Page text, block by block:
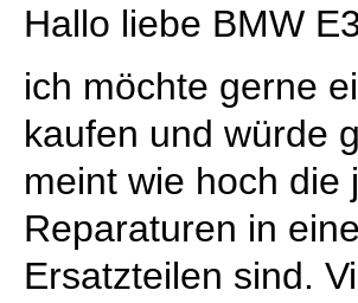
Hallo liebe BMW
ich möchte gerne
kaufen und würde
meint wie hoch die
Reparaturen in
Ersatzteilen sind.